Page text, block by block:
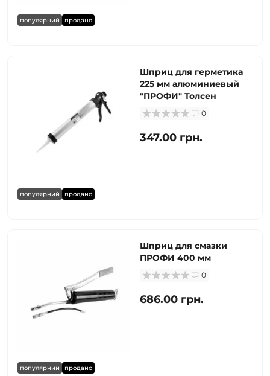
популярний продано
популярний продано
Шприц для герметика
225 мм алюминиевый
"ПРОФИ" Толсен
0
347.00 грн.
популярний продано
Шприц для смазки
ПРОФИ 400 мм
0
686.00 грн.